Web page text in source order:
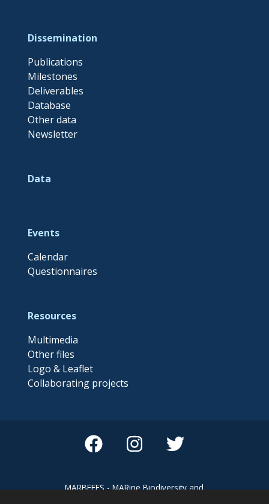
Dissemination
Publications
Milestones
Deliverables
Database
Other data
Newsletter
Data
Events
Calendar
Questionnaires
Resources
Multimedia
Other files
Logo & Leaflet
Collaborating projects
MARBEFES - MARine Biodiversity and